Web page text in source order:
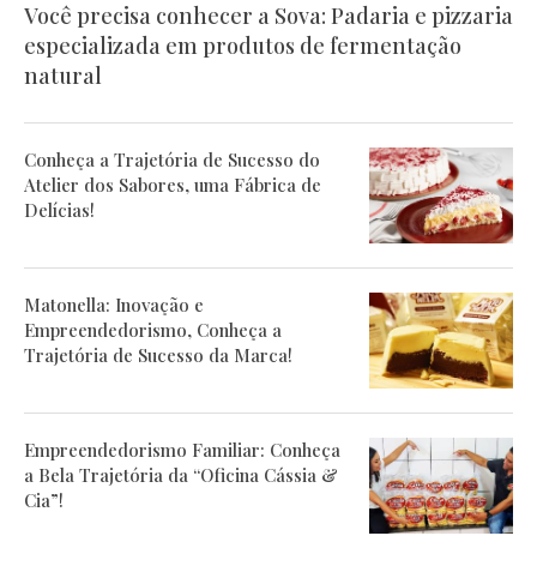
Você precisa conhecer a Sova: Padaria e pizzaria
especializada em produtos de fermentação
natural
Conheça a Trajetória de Sucesso do
Atelier dos Sabores, uma Fábrica de
Delícias!
Matonella: Inovação e
Empreendedorismo, Conheça a
Trajetória de Sucesso da Marca!
Empreendedorismo Familiar: Conheça
a Bela Trajetória da “Oficina Cássia &
Cia”!